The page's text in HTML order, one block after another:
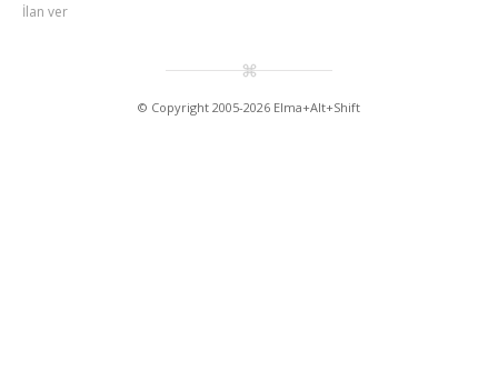
İlan ver
© Copyright 2005-2026 Elma+Alt+Shift